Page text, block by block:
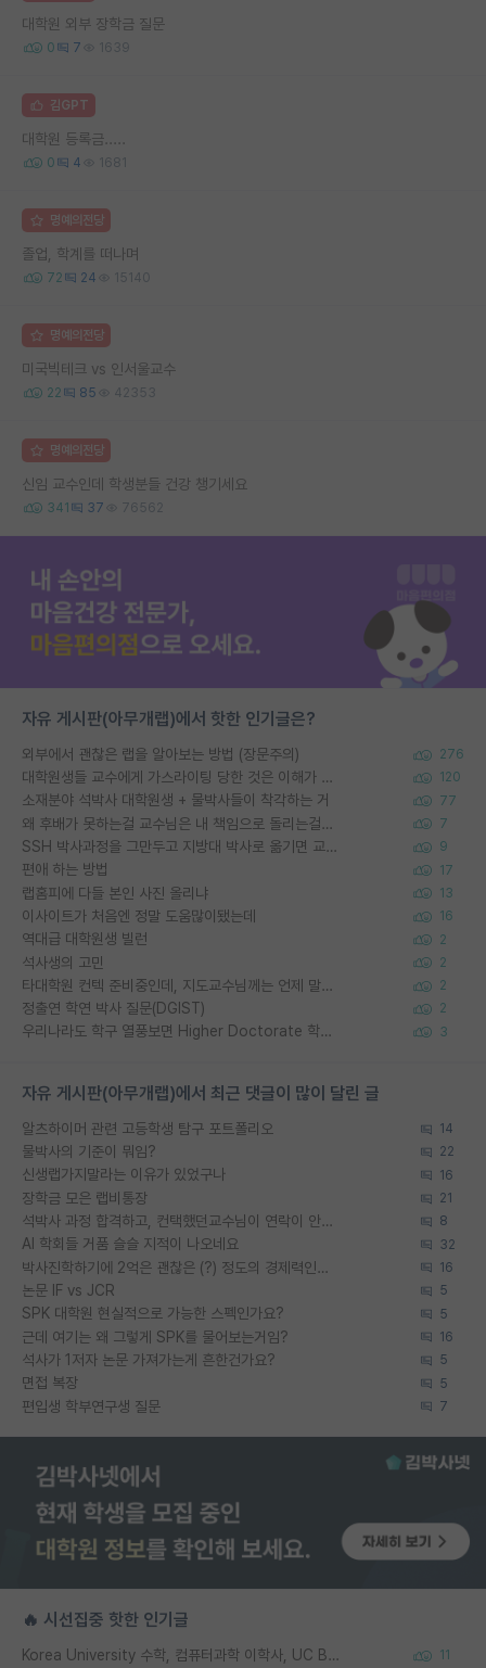
대학원 외부 장학금 질문
0 7 1639
김GPT
대학원 등록금.....
0 4 1681
명예의전당
졸업, 학계를 떠나며
72 24 15140
명예의전당
미국빅테크 vs 인서울교수
22 85 42353
명예의전당
신임 교수인데 학생분들 건강 챙기세요
341 37 76562
자유 게시판(아무개랩)에서 핫한 인기글은?
외부에서 괜찮은 랩을 알아보는 방법 (장문주의) 276
대학원생들 교수에게 가스라이팅 당한 것은 이해가 갑니다. 안타깝네요. 120
소재분야 석박사 대학원생 + 물박사들이 착각하는 거 77
왜 후배가 못하는걸 교수님은 내 책임으로 돌리는걸까요? 7
SSH 박사과정을 그만두고 지방대 박사로 옮기면 교수의 꿈은 끝일까요? 9
편애 하는 방법 17
랩홈피에 다들 본인 사진 올리냐 13
이사이트가 처음엔 정말 도움많이됐는데 16
역대급 대학원생 빌런 2
석사생의 고민 2
타대학원 컨텍 준비중인데, 지도교수님께는 언제 말씀드려야 할까요? 2
정출연 학연 박사 질문(DGIST) 2
우리나라도 학구 열풍보면 Higher Doctorate 학위가 필요하다고 봅니다. 3
자유 게시판(아무개랩)에서 최근 댓글이 많이 달린 글
알츠하이머 관련 고등학생 탐구 포트폴리오 14
물박사의 기준이 뭐임? 22
신생랩가지말라는 이유가 있었구나 16
장학금 모은 랩비통장 21
석박사 과정 합격하고, 컨택했던교수님이 연락이 안됩니다... 8
AI 학회들 거품 슬슬 지적이 나오네요 32
박사진학하기에 2억은 괜찮은 (?) 정도의 경제력인가요 16
논문 IF vs JCR 5
SPK 대학원 현실적으로 가능한 스펙인가요? 5
근데 여기는 왜 그렇게 SPK를 물어보는거임? 16
석사가 1저자 논문 가져가는게 흔한건가요? 5
면접 복장 5
편입생 학부연구생 질문 7
🔥 시선집중 핫한 인기글
Korea University 수학, 컴퓨터과학 이학사, UC Berkeley 산업공학 대학원 공학박사가 되는 것은 쉽지 않겠죠? 11